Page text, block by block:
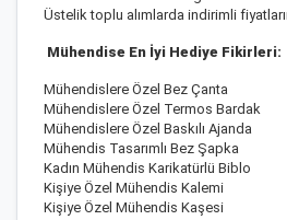
Üstelik toplu alımlarda indirimli
Mühendise En İyi Hediye Fikirleri:
Mühendislere Özel Bez Çanta
Mühendislere Özel Termos Bardak
Mühendislere Özel Baskılı Ajanda
Mühendis Tasarımlı Bez Şapka
Kadın Mühendis Karikatürlü Biblo
Kişiye Özel Mühendis Kalemi
Kişiye Özel Mühendis Kaşesi